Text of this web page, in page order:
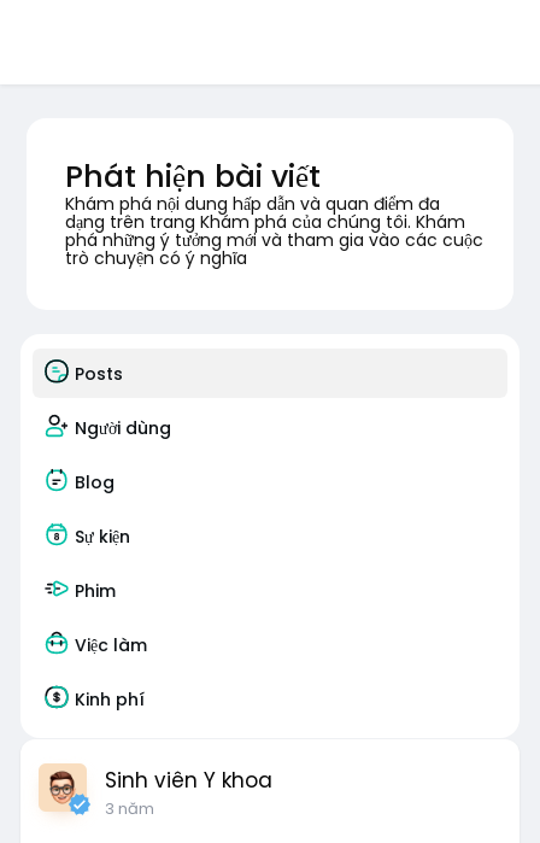
Phát hiện bài viết
Khám phá nội dung hấp dẫn và quan điểm đa
dạng trên trang Khám phá của chúng tôi. Khám
phá những ý tưởng mới và tham gia vào các cuộc
trò chuyện có ý nghĩa
Posts
Người dùng
Blog
Sự kiện
Phim
Việc làm
Kinh phí
Sinh viên Y khoa
3 năm